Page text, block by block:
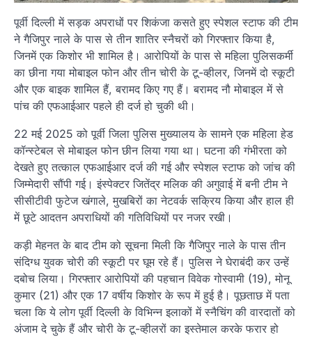
पूर्वी दिल्ली में सड़क अपराधों पर शिकंजा कसते हुए स्पेशल स्टाफ की टीम
ने गैजिपुर नाले के पास से तीन शातिर स्नैचरों को गिरफ्तार किया है,
जिनमें एक किशोर भी शामिल है। आरोपियों के पास से महिला पुलिसकर्मी
का छीना गया मोबाइल फोन और तीन चोरी के टू-व्हीलर, जिनमें दो स्कूटी
और एक बाइक शामिल हैं, बरामद किए गए हैं। बरामद नौ मोबाइल में से
पांच की एफआईआर पहले ही दर्ज हो चुकी थी।
22 मई 2025 को पूर्वी जिला पुलिस मुख्यालय के सामने एक महिला हेड
कॉन्स्टेबल से मोबाइल फोन छीन लिया गया था। घटना की गंभीरता को
देखते हुए तत्काल एफआईआर दर्ज की गई और स्पेशल स्टाफ को जांच की
जिम्मेदारी सौंपी गई। इंस्पेक्टर जितेंद्र मलिक की अगुवाई में बनी टीम ने
सीसीटीवी फुटेज खंगाले, मुखबिरों का नेटवर्क सक्रिय किया और हाल ही
में छूटे आदतन अपराधियों की गतिविधियों पर नजर रखी।
कड़ी मेहनत के बाद टीम को सूचना मिली कि गैजिपुर नाले के पास तीन
संदिग्ध युवक चोरी की स्कूटी पर घूम रहे हैं। पुलिस ने घेराबंदी कर उन्हें
दबोच लिया। गिरफ्तार आरोपियों की पहचान विवेक गोस्वामी (19), मोनू
कुमार (21) और एक 17 वर्षीय किशोर के रूप में हुई है। पूछताछ में पता
चला कि ये लोग पूर्वी दिल्ली के विभिन्न इलाकों में स्नैचिंग की वारदातों को
अंजाम दे चुके हैं और चोरी के टू-व्हीलरों का इस्तेमाल करके फरार हो